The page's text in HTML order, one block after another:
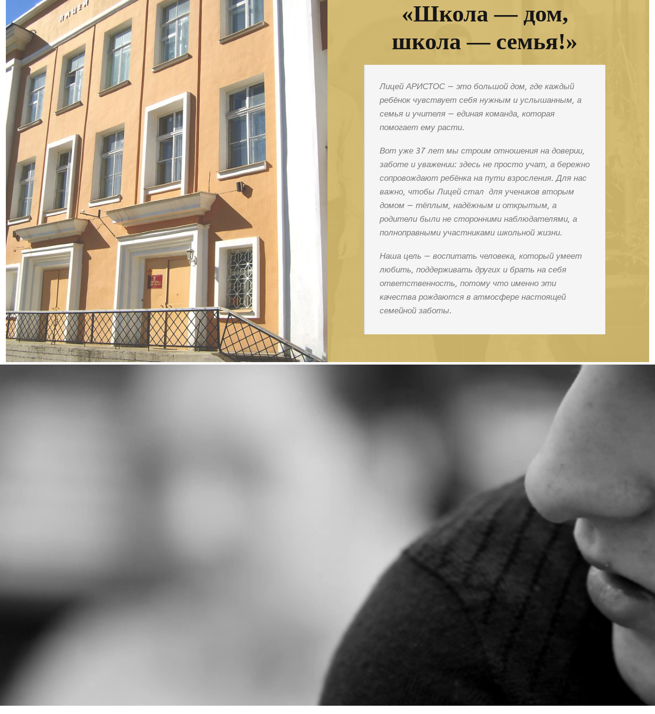
«Школа — дом,
школа — семья!»
Лицей АРИСТОС — это большой дом, где каждый
ребёнокчувствует себя нужным и услышанным, а
семья и учителя — единая команда, которая
помогает ему расти.
Вот уже 37 лет мы строим отношения на доверии,
заботе и уважении: здесь не просто учат, а бережно
сопровождают ребёнка на пути взросления. Для нас
важно, чтобы Лицей стал для учеников вторым
домом — тёплым, надёжным и открытым, а
родители были не сторонними наблюдателями, а
полноправными участниками школьной жизни.
Наша цель — воспитать человека, который умеет
любить, поддерживать других и брать на себя
ответственность, потому что именно эти
качества рождаются в атмосфере настоящей
семейной заботы.